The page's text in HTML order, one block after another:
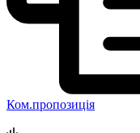
Ком.пропозиція